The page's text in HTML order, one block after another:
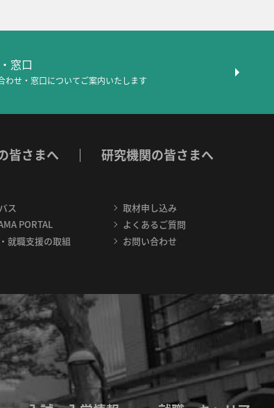
窓口
わせ・窓口についてご案内いたします
皆さまへ 研究機関の皆さまへ
ス
PORTAL
就職支援の取組
取材申し込み
よくあるご質問
お問い合わせ